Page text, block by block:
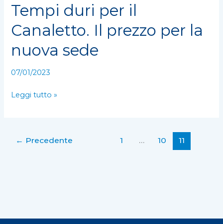
Tempi duri per il
Canaletto. Il prezzo per la
nuova sede
07/01/2023
Tempi
duri
per
Canaletto.
prezzo
Leggi tutto »
← Precedente 1 … 10 11